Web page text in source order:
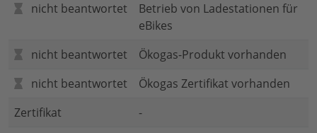
nicht beantwortet
Betrieb von Ladestationen für
eBikes
nicht beantwortet
Ökogas-Produkt vorhanden
nicht beantwortet
Ökogas Zertifikat vorhanden
Zertifikat
-